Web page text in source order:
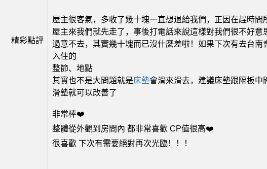
精彩點評
屋主很客氣，多收了幾十塊一直想退給我們，正因在趕時間
屋主來我們就先走了，事後打電話來說這樣對我們很不好意
過意不去，其實幾十塊而已沒什麼差啦！如果下次有去台南
入住的
整節、地點
其實也不是大問題就是床墊會滑來滑去，建議床墊跟隔板中
滑墊就可以改善了
非常棒❤️
整體從外觀到房間內 都非常喜歡 CP值很高❤️
很喜歡 下次有需要絕對再次光臨！！！